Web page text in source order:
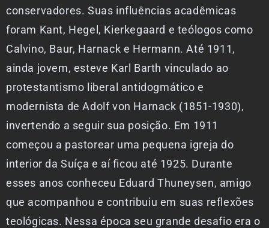
conservadores. Suas influências acadêmicas
foram Kant, Hegel, Kierkegaard e teólogos como
Calvino, Baur, Harnack e Hermann. Até 1911,
ainda jovem, esteve Karl Barth vinculado ao
protestantismo liberal antidogmático e
modernista de Adolf von Harnack (1851-1930),
invertendo a seguir sua posição. Em 1911
começou a pastorear uma pequena igreja do
interior da Suíça e aí ficou até 1925. Durante
esses anos conheceu Eduard Thuneysen, amigo
que acompanhou e contribuiu em suas reflexões
teológicas. Nessa época seu grande desafio era o